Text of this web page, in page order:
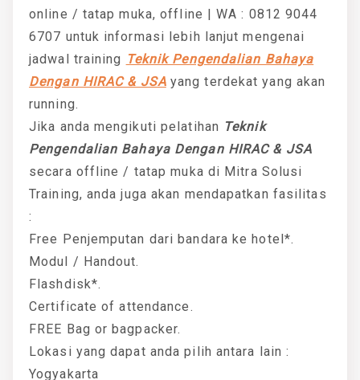
online / tatap muka, offline | WA : 0812 9044
6707 untuk informasi lebih lanjut mengenai
jadwal training Teknik Pengendalian Bahaya
Dengan HIRAC & JSAyang terdekat yang akan
running.
Jika anda mengikuti pelatihan Teknik
Pengendalian Bahaya Dengan HIRAC & JSA
secara offline / tatap muka di Mitra Solusi
Training, anda juga akan mendapatkan fasilitas
:
Free Penjemputan dari bandara ke hotel*.
Modul / Handout.
Flashdisk*.
Certificate of attendance.
FREE Bag or bagpacker.
Lokasi yang dapat anda pilih antara lain :
Yogyakarta